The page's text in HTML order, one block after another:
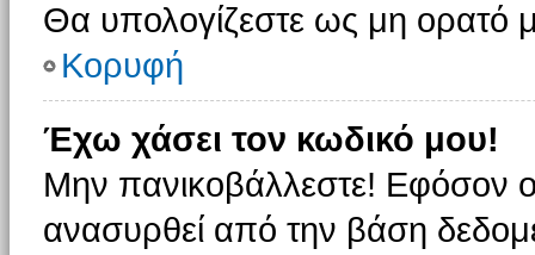
Θα υπολογίζεστε ως μη ορατό
Κορυφή
Έχω χάσει τον κωδικό μου!
Μην πανικοβάλλεστε! Εφόσον
ανασυρθεί από την βάση